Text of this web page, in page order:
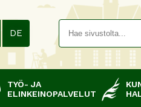
DE
TYÖ- JA
ELINKEINOPALVELUT